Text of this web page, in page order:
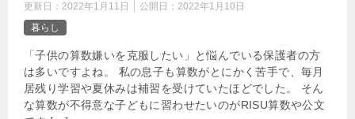
更新日： 2022年1月11日 公開日： 2022年1月10日
暮らし
「子供の算数嫌いを克服したい」と悩んでいる保護者の方
は多いですよね。 私の息子も算数がとにかく苦手で、毎月
居残り学習や夏休みは補習を受けていたほどでした。 そん
な算数が不得意な子どもに習わせたいのがRISU算数や公文